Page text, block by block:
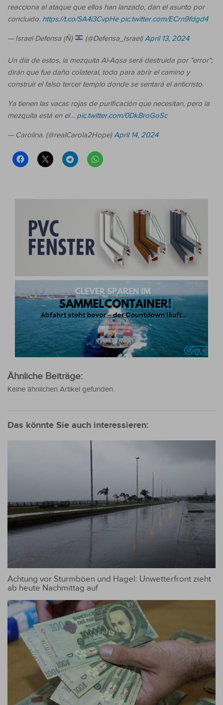
reacciona al ataque que ellos han lanzado, dan el asunto por
concluido. https://t.co/SA4i3CvpHe pic.twitter.com/ECrn9fdgd4
— Israel Defensa (Ñ) (@Defensa_Israel)April 13, 2024
Un día de estos, la mezquita Al-Aqsa será destruida por "error";
dirán que fue daño colateral, todo para abrir el camino y
construir el falso tercer templo donde se sentará el anticristo.
Ya tienen las vacas rojas de purificación que necesitan, pero la
mezquita está en el… pic.twitter.com/0DkBroGoSc
— Carolina. (@realCarola2Hope)April 14, 2024
Ähnliche Beiträge:
Keine ähnlichen Artikel gefunden.
Das könnte Sie auch interessieren:
Achtung vor Sturmböen und Hagel: Unwetterfront zieht
ab heute Nachmittag auf